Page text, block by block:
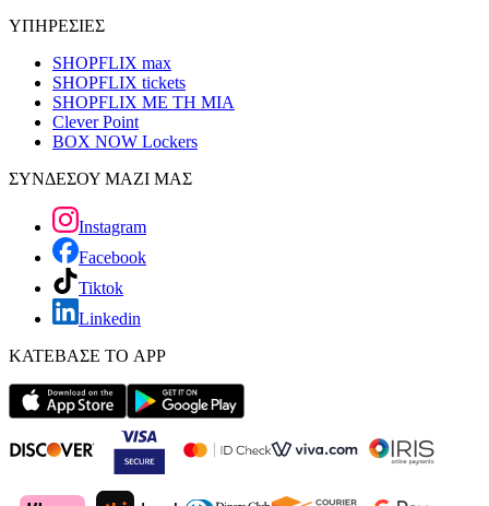
ΥΠΗΡΕΣΙΕΣ
SHOPFLIX max
SHOPFLIX tickets
SHOPFLIX ΜΕ ΤΗ ΜΙΑ
Clever Point
BOX NOW Lockers
ΣΥΝΔΕΣΟΥ ΜΑΖΙ ΜΑΣ
Instagram
Facebook
Tiktok
Linkedin
ΚΑΤΕΒΑΣΕ ΤΟ APP